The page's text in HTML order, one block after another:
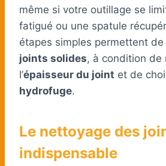
même si votre outillage se
fatigué ou une spatule
étapes simples permettent
joints solides, à condition de
l’épaisseur du joint et de
hydrofuge.
Le nettoyage des
indispensable